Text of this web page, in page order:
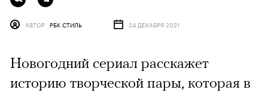
АВТОР РБК СТИЛЬ 24 ДЕКАБРЯ 2021
Новогодний сериал расскажет
историю творческой пары, которая в